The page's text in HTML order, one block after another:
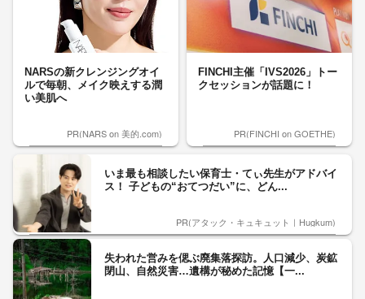
NARSの新クレンジングオイ
ルで毎朝、メイク映えする潤
い美肌へ
PR(NARS on 美的.com)
FINCHI主催「IVS2026」トー
クセッションが話題に！
PR(FINCHI on GOETHE)
いま最も相談したい保育士・てぃ先生がアドバイ
ス！ 子どもの“おてつだい”に、どん...
PR(アタック・キュキュット｜Hugkum)
失われた営みを偲ぶ廃集落探訪。人口減少、炭鉱
閉山、自然災害…遺構が秘めた記憶【一...